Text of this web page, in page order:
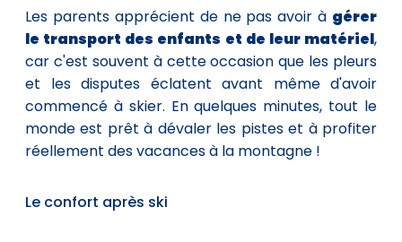
Les parents apprécient de ne pas avoir à gérer
le transport des enfants et de leur matériel,
car c'est souvent à cette occasion que les pleurs
et les disputes éclatent avant même d'avoir
commencé à skier. En quelques minutes, tout le
monde est prêt à dévaler les pistes et à profiter
réellement des vacances à la montagne !
Le confort après ski